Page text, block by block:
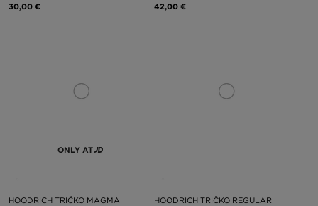
30,00 € 42,00 €
ONLY AT
HOODRICH TRIČKO MAGMA
HOODRICH TRIČKO REGULAR